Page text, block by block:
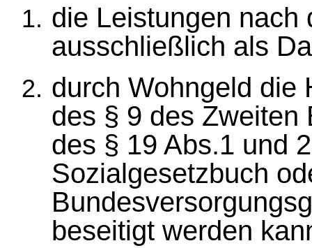
die Leistungen nach
ausschließlich als
durch Wohngeld die
des § 9 des Zweiten
des § 19 Abs.1 und
Sozialgesetzbuch
beseitigt werden